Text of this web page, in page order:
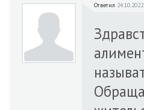
Ответил